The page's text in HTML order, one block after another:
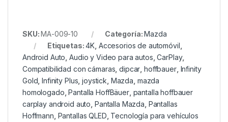
SKU:MA-009-10 Categoría:Mazda
Etiquetas:4K Accesorios de automóvil
Android Auto ,Audio y Video para autos ,CarPlay,
Compatibilidad con cámaras ,dipcar ,hoffbauer, Infinity
Gold ,Infinity Plus ,joystick Mazda mazda
homologado ,Pantalla HoffBäuer, pantalla hoffbauer
carplay android auto Pantalla Mazda Pantallas
Hoffmann Pantallas QLED Tecnología para vehículos